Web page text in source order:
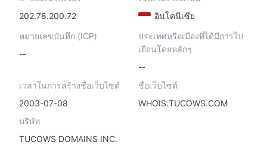
202.78.200.72
อินโดนีเซีย
หมายเลขบันทึก (ICP)
--
ประเทศหรือเมืองที่ได้มีการไป
เยือนโดยหลักๆ
--
เวลาในการสร้างชื่อเว็บไซต์
2003-07-08
ชื่อเว็บไซต์
WHOIS.TUCOWS.COM
บริษัท
TUCOWS DOMAINS INC.